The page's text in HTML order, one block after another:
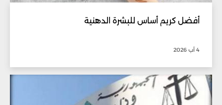
أفضل كريم أساس للبشرة الدهنية
4 آب 2026